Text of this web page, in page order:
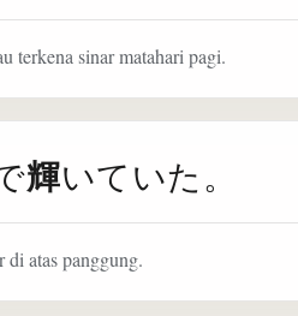
terkena sinar matahari pagi.
輝いていた。
di atas panggung.